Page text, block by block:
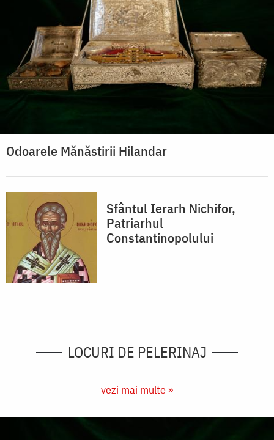
Odoarele Mănăstirii Hilandar
Sfântul Ierarh Nichifor,
Patriarhul
Constantinopolului
LOCURI DE PELERINAJ
vezi mai multe »